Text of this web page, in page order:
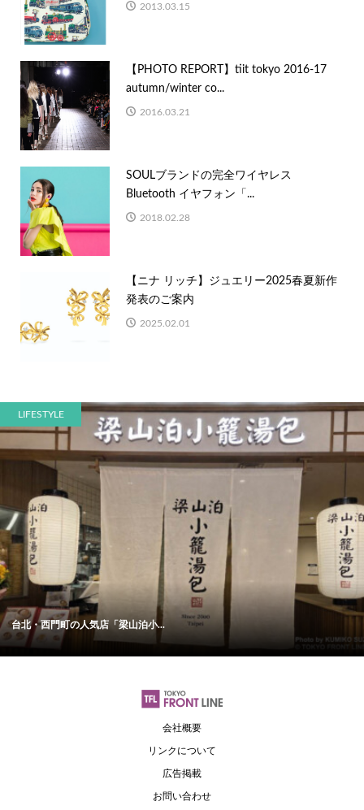
2013.03.15
【PHOTO REPORT】tiit tokyo 2016-17
autumn/winter co...
2016.03.21
SOULブランドの完全ワイヤレス
Bluetooth イヤフォン「...
2018.02.28
【ニナ リッチ】ジュエリー2025春夏新作
発表のご案内
2025.02.01
LIFESTYLE
台北・西門町の人気店「梁山泊小...
会社概要
リンクについて
広告掲載
お問い合わせ